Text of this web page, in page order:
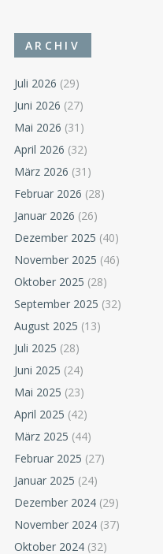
ARCHIV
Juli 2026 (29)
Juni 2026 (27)
Mai 2026 (31)
April 2026 (32)
März 2026 (31)
Februar 2026 (28)
Januar 2026 (26)
Dezember 2025 (40)
November 2025 (46)
Oktober 2025 (28)
September 2025 (32)
August 2025 (13)
Juli 2025 (28)
Juni 2025 (24)
Mai 2025 (23)
April 2025 (42)
März 2025 (44)
Februar 2025 (27)
Januar 2025 (24)
Dezember 2024 (29)
November 2024 (37)
Oktober 2024 (32)